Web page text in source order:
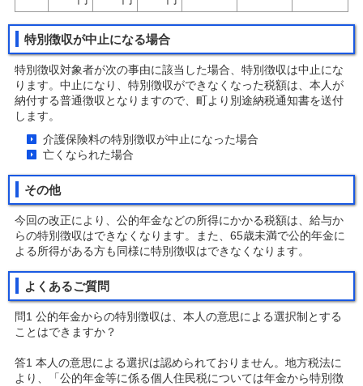
特別徴収が中止になる場合
特別徴収対象者が次の事由に該当した場合、特別徴収は中止にな
ります。中止になり、特別徴収ができなくなった税額は、本人が
納付する普通徴収となりますので、町より別途納税通知書を送付
します。
介護保険料の特別徴収が中止になった場合
亡くなられた場合
その他
今回の改正により、公的年金などの所得にかかる税額は、給与か
らの特別徴収はできなくなります。また、65歳未満で公的年金に
よる所得がある方も同様に特別徴収はできなくなります。
よくあるご質問
問1 公的年金からの特別徴収は、本人の意思による選択制とする
ことはできますか？
答1 本人の意思による選択は認められておりません。地方税法に
より、「公的年金等に係る個人住民税については年金から特別徴